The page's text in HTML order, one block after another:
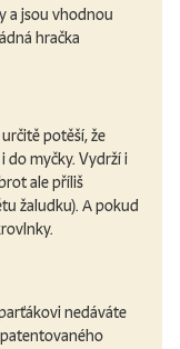
a jsou vhodnou
hračka
potěší, že
do myčky. Vydrží i
ale příliš
žaludku). A pokud
nedáváte